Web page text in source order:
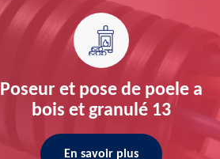
Poseur et pose de poele a
bois et granulé 13
En savoir plus